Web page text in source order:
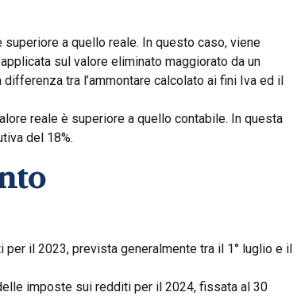
a quello reale. In questo caso, viene
sul valore eliminato maggiorato da un
tra l’ammontare calcolato ai fini Iva ed il
reale è superiore a quello contabile. In questa
del 18%.
il 2023, prevista generalmente tra il 1° luglio e il
imposte sui redditi per il 2024, fissata al 30